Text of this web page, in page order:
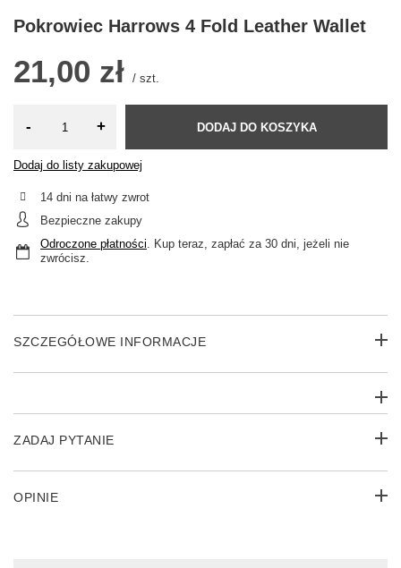
Pokrowiec Harrows 4 Fold Leather Wallet
21,00 zł / szt.
- + DODAJ DO KOSZYKA
Dodaj do listy zakupowej
14 dni na łatwy zwrot
Bezpieczne zakupy
Odroczone płatności. Kup teraz, zapłać za 30 dni, jeżeli nie
zwrócisz.
SZCZEGÓŁOWE INFORMACJE
ZADAJ PYTANIE
OPINIE